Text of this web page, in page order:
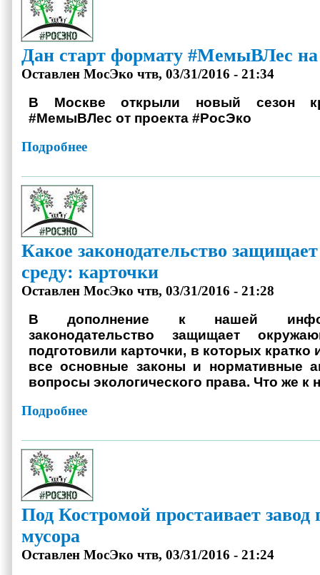
Дан старт формату #МемыВЛес на
Оставлен МосЭко чтв, 03/31/2016 - 21:34
В Москве открыли новый сезон
#МемыВЛес от проекта #РосЭко
Подробнее
Какое законодательство
среду: карточки
Оставлен МосЭко чтв, 03/31/2016 - 21:28
В дополнение к нашей
законодательство защищает
подготовили карточки, в которых кратко
все основные законы и нормативные
вопросы экологического права. Что же к
Подробнее
Под Костромой простаивает завод
мусора
Оставлен МосЭко чтв, 03/31/2016 - 21:24